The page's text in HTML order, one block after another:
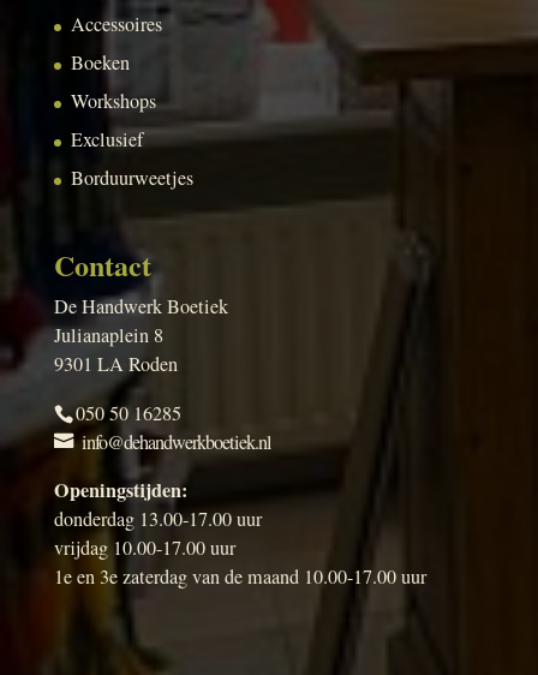
Accessoires
Boeken
Workshops
Exclusief
Borduurweetjes
Contact
De Handwerk Boetiek
Julianaplein 8
9301 LA Roden
050 50 16285
info@dehandwerkboetiek.nl
Openingstijden:
donderdag 13.00-17.00 uur
vrijdag 10.00-17.00 uur
1e en 3e zaterdag van de maand 10.00-17.00 uur